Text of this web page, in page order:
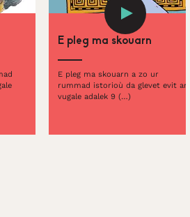
E pleg ma skouarn
E pleg ma skouarn a zo ur
rummad istorioù da glevet evit ar
vugale adalek 9 (…)